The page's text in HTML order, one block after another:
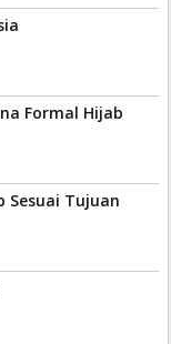
Formal Hijab
Sesuai Tujuan